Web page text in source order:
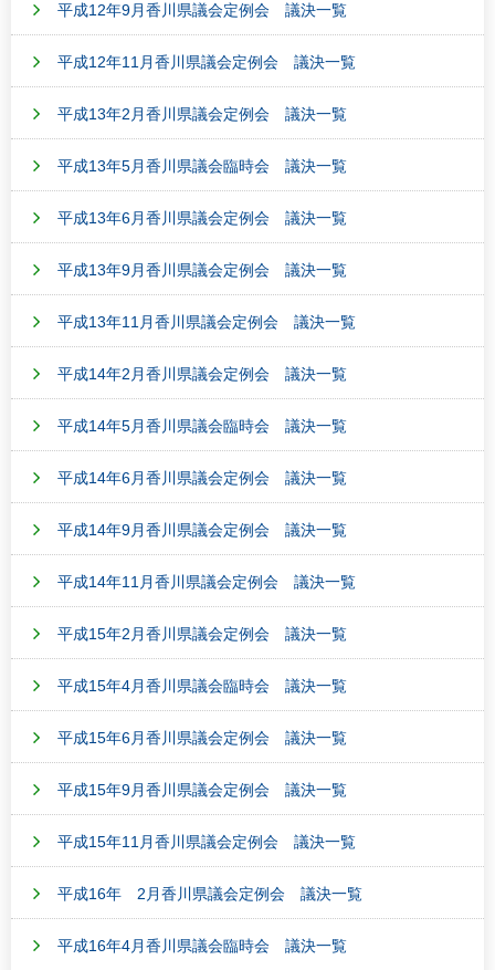
平成12年9月香川県議会定例会 議決一覧
平成12年11月香川県議会定例会 議決一覧
平成13年2月香川県議会定例会 議決一覧
平成13年5月香川県議会臨時会 議決一覧
平成13年6月香川県議会定例会 議決一覧
平成13年9月香川県議会定例会 議決一覧
平成13年11月香川県議会定例会 議決一覧
平成14年2月香川県議会定例会 議決一覧
平成14年5月香川県議会臨時会 議決一覧
平成14年6月香川県議会定例会 議決一覧
平成14年9月香川県議会定例会 議決一覧
平成14年11月香川県議会定例会 議決一覧
平成15年2月香川県議会定例会 議決一覧
平成15年4月香川県議会臨時会 議決一覧
平成15年6月香川県議会定例会 議決一覧
平成15年9月香川県議会定例会 議決一覧
平成15年11月香川県議会定例会 議決一覧
平成16年 2月香川県議会定例会 議決一覧
平成16年4月香川県議会臨時会 議決一覧